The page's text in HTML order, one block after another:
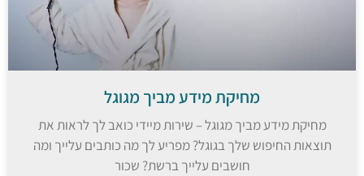
מחיקת מידע מביך מגוגל
מחיקת מידע מביך מגוגל – שירות מיידי כואב לך לראות את
תוצאות החיפוש שלך בגוגל? מפריע לך מה כותבים עלייך ומה
חושבים עלייך ברשת? שכור